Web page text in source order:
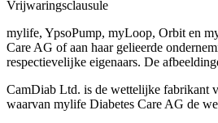
Vrijwaringsclausule
mylife, YpsoPump, myLoop, Orbit en
Care AG of aan haar gelieerde
respectievelĳke eigenaars. De
CamDiab Ltd. is de wettelijke fabrikant
waarvan mylife Diabetes Care AG de